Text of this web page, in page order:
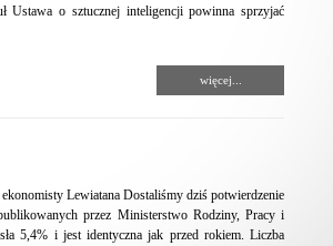
Ustawa o sztucznej inteligencji powinna sprzyjać
więcej...
Lewiatana Dostaliśmy dziś potwierdzenie
przez Ministerstwo Rodziny, Pracy i
5,4% i jest identyczna jak przed rokiem. Liczba